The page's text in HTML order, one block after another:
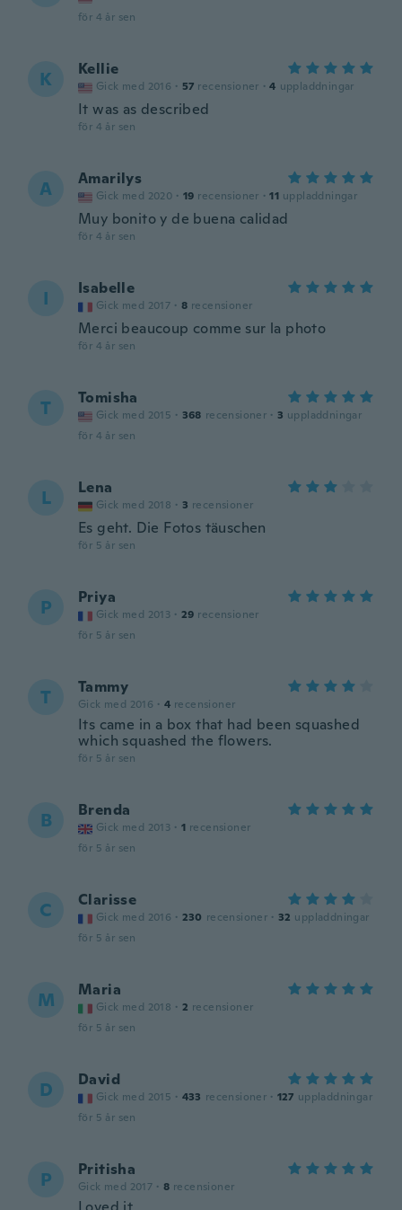
för 4 år sen
K Kellie
Gick med 2016 · 57 recensioner · 4 uppladdningar
It was as described
för 4 år sen
A Amarilys
Gick med 2020 · 19 recensioner · 11 uppladdningar
Muy bonito y de buena calidad
för 4 år sen
I Isabelle
Gick med 2017 · 8 recensioner
Merci beaucoup comme sur la photo
för 4 år sen
T Tomisha
Gick med 2015 · 368 recensioner · 3 uppladdningar
för 4 år sen
L Lena
Gick med 2018 · 3 recensioner
Es geht. Die Fotos täuschen
för 5 år sen
P Priya
Gick med 2013 · 29 recensioner
för 5 år sen
T Tammy
Gick med 2016 · 4 recensioner
Its came in a box that had been squashed
which squashed the flowers.
för 5 år sen
B Brenda
Gick med 2013 · 1 recensioner
för 5 år sen
C Clarisse
Gick med 2016 · 230 recensioner · 32 uppladdningar
för 5 år sen
M Maria
Gick med 2018 · 2 recensioner
för 5 år sen
D David
Gick med 2015 · 433 recensioner · 127 uppladdningar
för 5 år sen
P Pritisha
Gick med 2017 · 8 recensioner